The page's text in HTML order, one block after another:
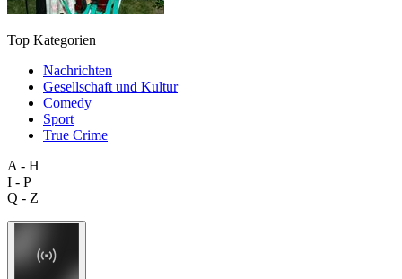
Top Kategorien
Nachrichten
Gesellschaft und Kultur
Comedy
Sport
True Crime
A - H
I - P
Q - Z